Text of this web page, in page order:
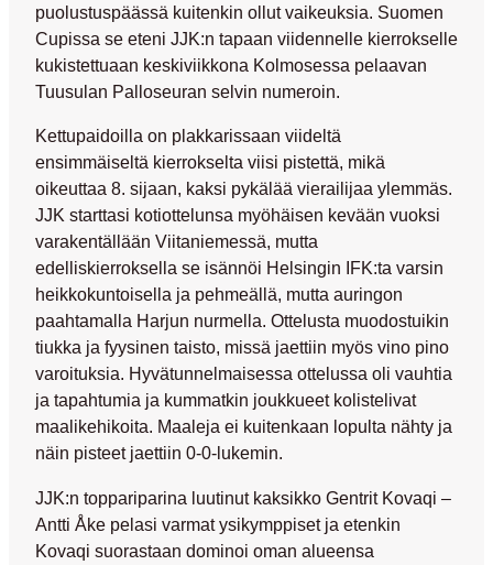
puolustuspäässä kuitenkin ollut vaikeuksia. Suomen
Cupissa se eteni JJK:n tapaan viidennelle kierrokselle
kukistettuaan keskiviikkona Kolmosessa pelaavan
Tuusulan Palloseuran selvin numeroin.
Kettupaidoilla on plakkarissaan viideltä
ensimmäiseltä kierrokselta viisi pistettä, mikä
oikeuttaa 8. sijaan, kaksi pykälää vierailijaa ylemmäs.
JJK starttasi kotiottelunsa myöhäisen kevään vuoksi
varakentällään Viitaniemessä, mutta
edelliskierroksella se isännöi Helsingin IFK:ta varsin
heikkokuntoisella ja pehmeällä, mutta auringon
paahtamalla Harjun nurmella. Ottelusta muodostuikin
tiukka ja fyysinen taisto, missä jaettiin myös vino pino
varoituksia. Hyvätunnelmaisessa ottelussa oli vauhtia
ja tapahtumia ja kummatkin joukkueet kolistelivat
maalikehikoita. Maaleja ei kuitenkaan lopulta nähty ja
näin pisteet jaettiin 0-0-lukemin.
JJK:n toppariparina luutinut kaksikko Gentrit Kovaqi –
Antti Åke pelasi varmat ysikymppiset ja etenkin
Kovaqi suorastaan dominoi oman alueensa